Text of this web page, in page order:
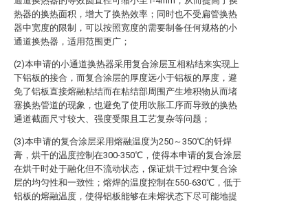
热器的换热面积，增大了换热效率；同时也不受扁管换热
器中宽度的限制，可以按照宽度的需要制备任何规格的小
通道换热器，适用范围更广；
(2)本申请的小通道换热器采用复合涂层互相粘结来实现上
下铝板的接合，而复合涂层的厚度远小于铝板的厚度，避
免了铝板直接熔融粘结而在粘结部周围产生堆积物从而堵
塞换热管道的现象，也避免了使用吹胀工序而导致的换热
通道截面尺寸较大、强度受限且工艺复杂等问题；
(3)本申请的复合涂层采用熔融温度为250～350℃的钎焊
膏，烘干的温度控制在300-350℃，使得本申请的复合涂层
在烘干时处于融化但不流动状态，保证烘干过程中复合涂
层的均匀性和一致性；熔焊的温度控制在550-630℃，低于
铝板的熔融温度，使得铝板能够在未熔状态下尽可能地提